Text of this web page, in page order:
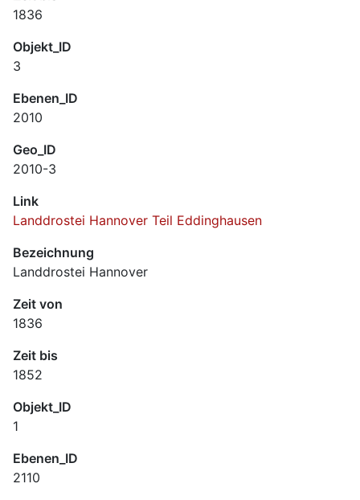
1836
Objekt_ID
3
Ebenen_ID
2010
Geo_ID
2010-3
Link
Landdrostei Hannover Teil Eddinghausen
Bezeichnung
Landdrostei Hannover
Zeit von
1836
Zeit bis
1852
Objekt_ID
1
Ebenen_ID
2110